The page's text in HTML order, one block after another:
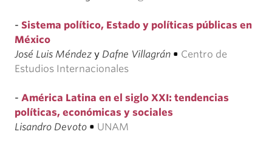
- Sistema político, Estado y políticas públicas en
México
José Luis Méndez y Dafne Villagrán • Centro de
Estudios Internacionales
- América Latina en el siglo XXI: tendencias
políticas, económicas y sociales
Lisandro Devoto • UNAM